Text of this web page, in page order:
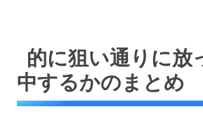
的に狙い通りに放
中するかのまとめ